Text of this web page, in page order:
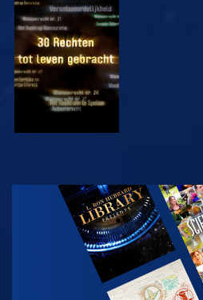
KIJK
KIJK